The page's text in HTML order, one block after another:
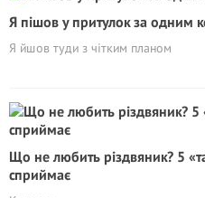
Я пішов у притулок за одним
Я йшов туди з чітким планом
Що не любить різдвяник? 5
сприймає